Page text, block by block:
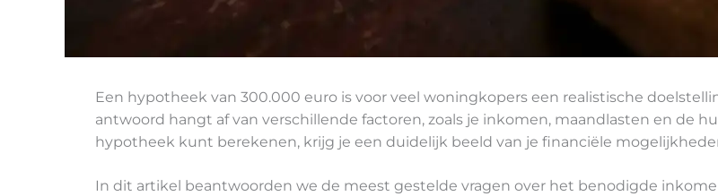
Een hypotheek van 300.000 euro is voor veel woningkopers een realistische
antwoord hangt af van verschillende factoren, zoals je inkomen, maandlasten en de
hypotheek kunt berekenen, krijg je een duidelijk beeld van je financiële
In dit artikel beantwoorden we de meest gestelde vragen over het benodigde